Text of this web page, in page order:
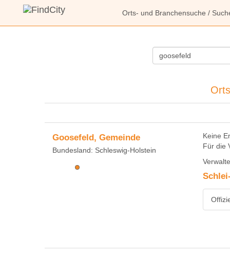
Orts- und Branchensuche /
Goosefeld, Gemeinde
Bundesland: Schleswig-Holstein
Keine
Für die